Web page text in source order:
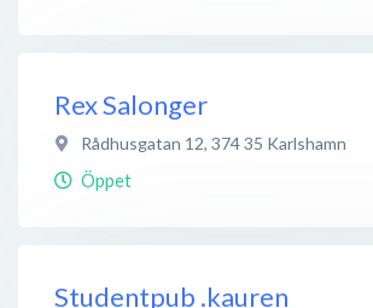
Rex Salonger
Rådhusgatan 12, 374 35 Karlshamn
Öppet
Studentpub .kauren